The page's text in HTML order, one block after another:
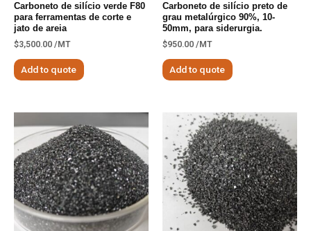
Carboneto de silício verde F80
para ferramentas de corte e
jato de areia
$3,500.00 /MT
Add to quote
Carboneto de silício preto de
grau metalúrgico 90%, 10-
50mm, para siderurgia.
$950.00 /MT
Add to quote